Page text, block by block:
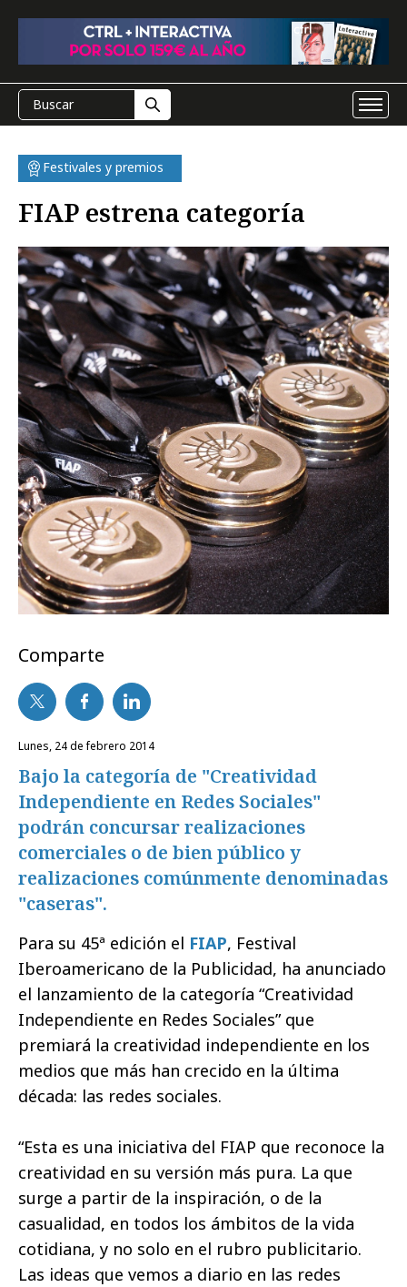
Festivales y premios
FIAP estrena categoría
Comparte
lunes, 24 de febrero 2014
Bajo la categoría de "Creatividad
Independiente en Redes Sociales"
podrán concursar realizaciones
comerciales o de bien público y
realizaciones comúnmente denominadas
"caseras".
Para su 45ª edición el FIAP, Festival
Iberoamericano de la Publicidad, ha anunciado
el lanzamiento de la categoría “Creatividad
Independiente en Redes Sociales” que
premiará la creatividad independiente en los
medios que más han crecido en la última
década: las redes sociales.
“Esta es una iniciativa del FIAP que reconoce la
creatividad en su versión más pura. La que
surge a partir de la inspiración, o de la
casualidad, en todos los ámbitos de la vida
cotidiana, y no solo en el rubro publicitario.
Las ideas que vemos a diario en las redes